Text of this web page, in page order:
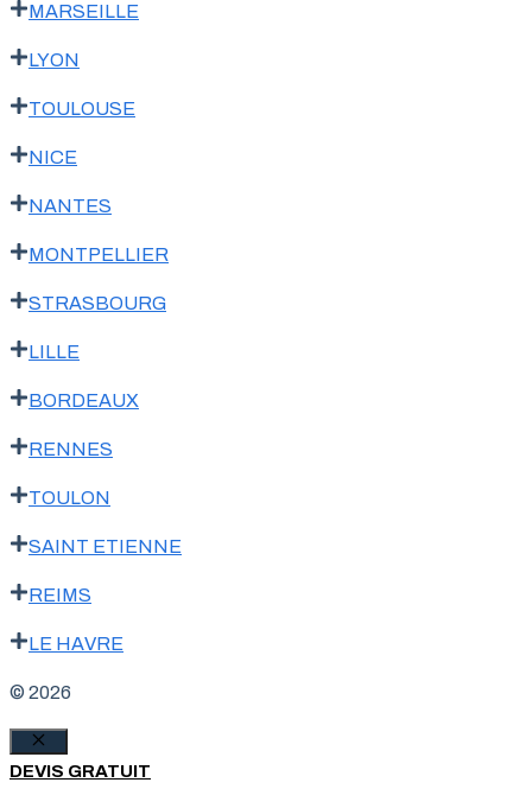
MARSEILLE
LYON
TOULOUSE
NICE
NANTES
MONTPELLIER
STRASBOURG
LILLE
BORDEAUX
RENNES
TOULON
SAINT ETIENNE
REIMS
LE HAVRE
© 2026
Fermer
DEVIS GRATUIT